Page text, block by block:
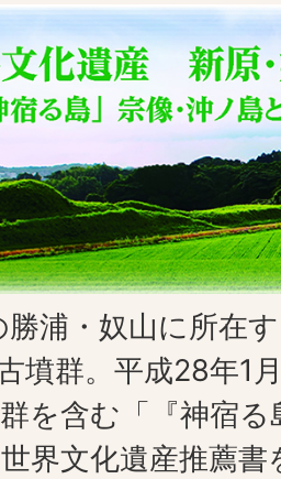
勝浦・奴山に所在
墳群。平成28年1
を含む「『神宿
界文化遺産推薦